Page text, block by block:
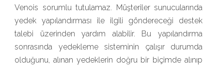
Venois sorumlu tutulamaz. Müşteriler sunucularında
yedek yapılandırması ile ilgili göndereceği destek
talebi üzerinden yardım alabilir. Bu yapılandırma
sonrasında yedekleme sisteminin çalışır durumda
olduğunu, alınan yedeklerin doğru bir biçimde alınıp